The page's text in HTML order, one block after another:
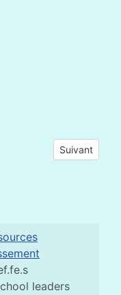
pour soutenir les
Article
Suivant
leaders